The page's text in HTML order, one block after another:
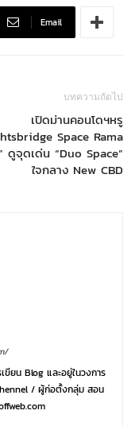
Email
บทความถัดไป
เปิดม่านคอนโดฯหรู
Space Rama
ดูจุดเด่น “Duo Space”
ใจกลาง New CBD
ขียน Blog และอยู่ในวงการ
/ ผู้ก่อตั้งกลุ่ม สอน